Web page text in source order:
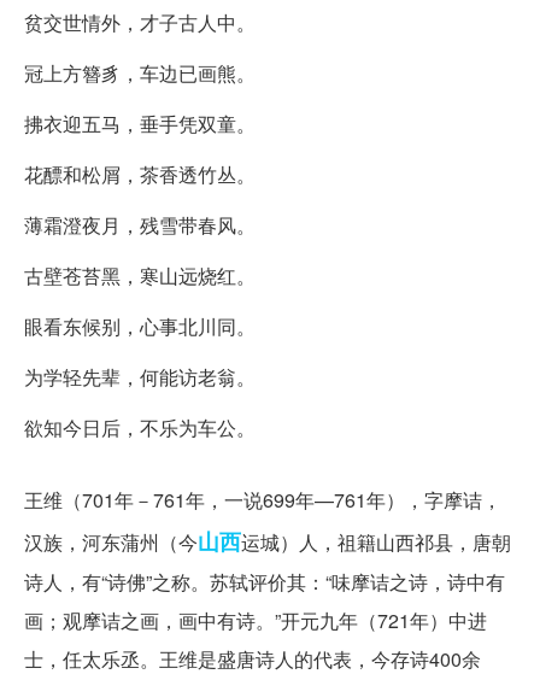
贫交世情外，才子古人中。
冠上方簪豸，车边已画熊。
拂衣迎五马，垂手凭双童。
花醥和松屑，茶香透竹丛。
薄霜澄夜月，残雪带春风。
古壁苍苔黑，寒山远烧红。
眼看东候别，心事北川同。
为学轻先辈，何能访老翁。
欲知今日后，不乐为车公。
王维（701年－761年，一说699年—761年），字摩诘，
汉族，河东蒲州（今山西运城）人，祖籍山西祁县，唐朝
诗人，有“诗佛”之称。苏轼评价其：“味摩诘之诗，诗中有
画；观摩诘之画，画中有诗。”开元九年（721年）中进
士，任太乐丞。王维是盛唐诗人的代表，今存诗400余